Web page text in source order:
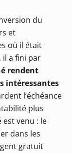
du
et
où il était
il a fini par
rendent
intéressantes
l’échéance
plus
venu : le
dans les
gratuit